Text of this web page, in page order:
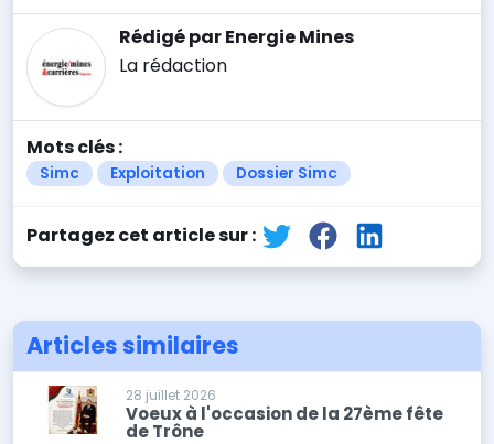
Rédigé par Energie Mines
La rédaction
Mots clés :
Simc Exploitation Dossier Simc
Partagez cet article sur :
Articles similaires
28 juillet 2026
Voeux à l'occasion de la 27ème fête
de Trône